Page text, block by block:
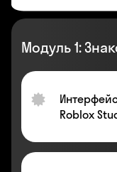
Модуль 1:
Roblox